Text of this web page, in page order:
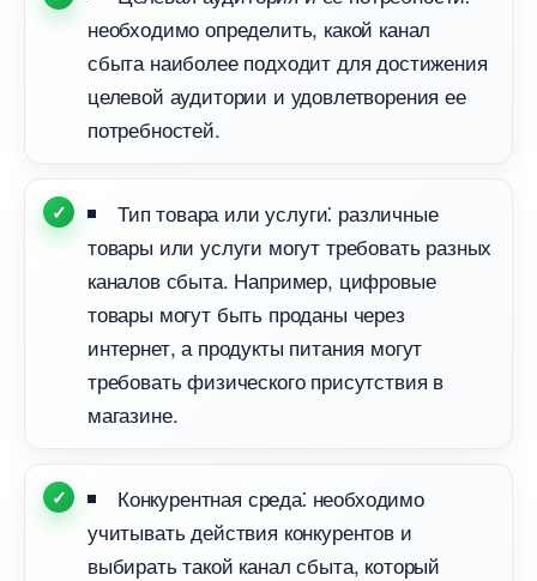
необходимо определить, какой канал
сбыта наиболее подходит для достижения
целевой аудитории и удовлетворения ее
потребностей.​
Тип товара или услуги⁚ различные
товары или услуги могут требовать разных
каналов сбыта.​ Например, цифровые
товары могут быть проданы через
интернет, а продукты питания могут
требовать физического присутствия
магазине.​
Конкурентная среда⁚ необходимо
учитывать действия конкурентов и
ыбирать такой канал сбыта, который